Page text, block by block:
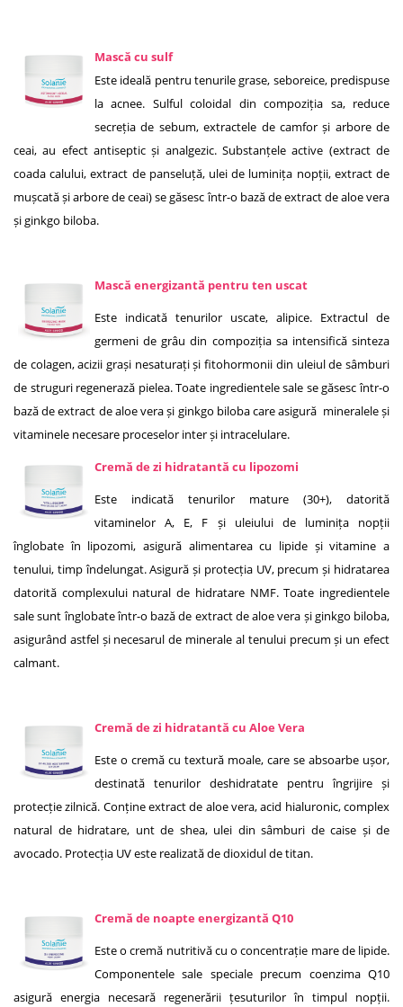
Mască cu sulf
Este ideală pentru tenurile grase, seboreice, predispuse
la acnee. Sulful coloidal din compoziția sa, reduce
secreția de sebum, extractele de camfor și arbore de
ceai, au efect antiseptic și analgezic. Substanțele active (extract de
coada calului, extract de panseluță, ulei de luminița nopții, extract de
mușcată și arbore de ceai) se găsesc într-o bază de extract de aloe vera
și ginkgo biloba.
Mască energizantă pentru ten uscat
Este indicată tenurilor uscate, alipice. Extractul de
germeni de grâu din compoziția sa intensifică sinteza
de colagen, acizii grași nesaturați și fitohormonii din uleiul de sâmburi
de struguri regenerază pielea. Toate ingredientele sale se găsesc într-o
bază de extract de aloe vera și ginkgo biloba care asigură mineralele și
vitaminele necesare proceselor inter și intracelulare.
Cremă de zi hidratantă cu lipozomi
Este indicată tenurilor mature (30+), datorită
vitaminelor A, E, F și uleiului de luminița nopții
înglobate în lipozomi, asigură alimentarea cu lipide și vitamine a
tenului, timp îndelungat. Asigură și protecția UV, precum și hidratarea
datorită complexului natural de hidratare NMF. Toate ingredientele
sale sunt înglobate într-o bază de extract de aloe vera și ginkgo biloba,
asigurând astfel și necesarul de minerale al tenului precum și un efect
calmant.
Cremă de zi hidratantă cu Aloe Vera
Este o cremă cu textură moale, care se absoarbe ușor,
destinată tenurilor deshidratate pentru îngrijire și
protecție zilnică. Conține extract de aloe vera, acid hialuronic, complex
natural de hidratare, unt de shea, ulei din sâmburi de caise și de
avocado. Protecția UV este realizată de dioxidul de titan.
Cremă de noapte energizantă Q10
Este o cremă nutritivă cu o concentrație mare de lipide.
Componentele sale speciale precum coenzima Q10
asigură energia necesară regenerării țesuturilor în timpul nopții.